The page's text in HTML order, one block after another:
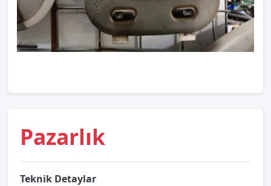
Pazarlık
Teknik Detaylar